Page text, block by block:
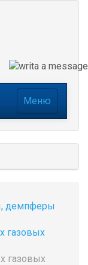
Меню
демпферы
газовых
газовых